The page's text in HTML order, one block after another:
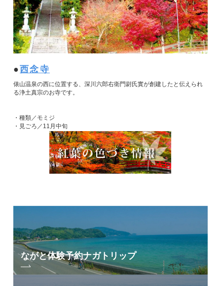
西念寺
俵山温泉の西に位置する、深川六郎右衛門尉氏實が創建したと伝えられ
る浄土真宗のお寺です。
・種類／モミジ
・見ごろ／11月中旬
ながと体験予約ナガトリップ